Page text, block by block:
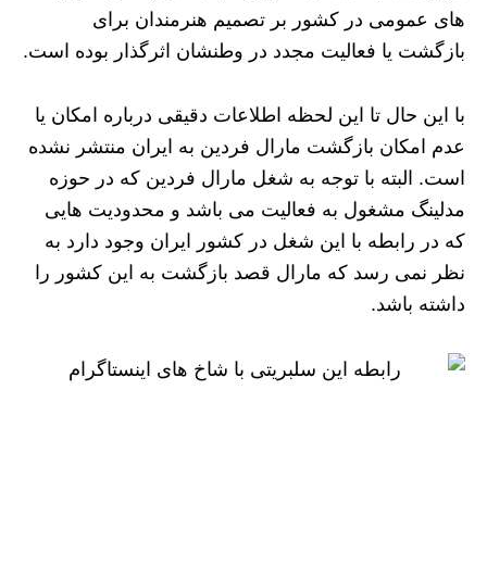
های عمومی در کشور بر تصمیم هنرمندان برای
بازگشت یا فعالیت مجدد در وطنشان اثرگذار بوده است.
با این‌ حال تا این لحظه اطلاعات دقیقی درباره امکان یا
عدم امکان بازگشت مارال فردین به ایران منتشر نشده
است. البته با توجه به شغل مارال فردین که در حوزه
مدلینگ مشغول به فعالیت می باشد و محدودیت هایی
که در رابطه با این شغل در کشور ایران وجود دارد به
نظر نمی رسد که مارال قصد بازگشت به این کشور را
داشته باشد.